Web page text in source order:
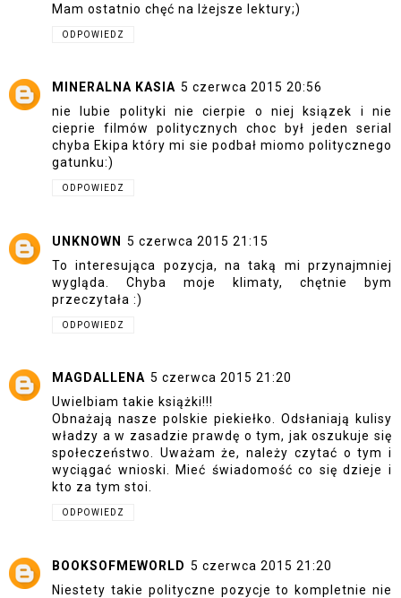
Mam ostatnio chęć na lżejsze lektury;)
ODPOWIEDZ
MINERALNA KASIA 5 czerwca 2015 20:56
nie lubie polityki nie cierpie o niej ksiązek i nie
cieprie filmów politycznych choc był jeden serial
chyba Ekipa który mi sie podbał miomo politycznego
gatunku:)
ODPOWIEDZ
UNKNOWN 5 czerwca 2015 21:15
To interesująca pozycja, na taką mi przynajmniej
wygląda. Chyba moje klimaty, chętnie bym
przeczytała :)
ODPOWIEDZ
MAGDALLENA 5 czerwca 2015 21:20
Uwielbiam takie książki!!!
Obnażają nasze polskie piekiełko. Odsłaniają kulisy
władzy a w zasadzie prawdę o tym, jak oszukuje się
społeczeństwo. Uważam że, należy czytać o tym i
wyciągać wnioski. Mieć świadomość co się dzieje i
kto za tym stoi.
ODPOWIEDZ
BOOKSOFMEWORLD 5 czerwca 2015 21:20
Niestety takie polityczne pozycje to kompletnie nie